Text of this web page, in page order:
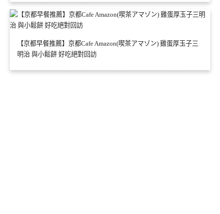
【京都早餐推薦】京都Cafe Amazon(喫茶アマゾン) 雞蛋厚玉子三
明治 與小鬆餅 好吃絕對回訪